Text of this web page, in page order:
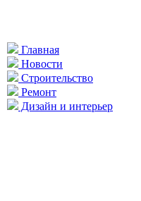
Главная
Новости
Строительство
Ремонт
Дизайн и интерьер